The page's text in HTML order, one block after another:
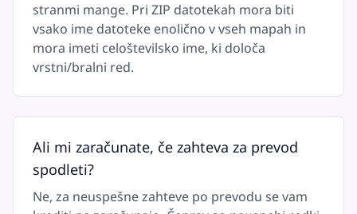
stranmi mange. Pri ZIP datotekah mora biti
vsako ime datoteke enolično v vseh mapah in
mora imeti celoštevilsko ime, ki določa
vrstni/bralni red.
Ali mi zaračunate, če zahteva za prevod
spodleti?
Ne, za neuspešne zahteve po prevodu se vam